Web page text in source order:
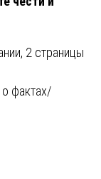
2 страницы
фактах/